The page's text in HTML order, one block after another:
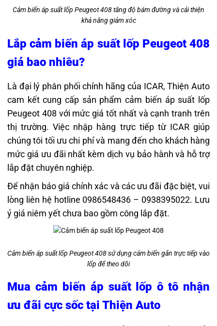
Cảm biến áp suất lốp Peugeot 408 tăng độ bám đường và cải thiện
khả năng giảm xóc
Lắp cảm biến áp suất lốp Peugeot 408
giá bao nhiêu?
Là đại lý phân phối chính hãng của ICAR, Thiện Auto
cam kết cung cấp sản phẩmcảm biến áp suất lốp
Peugeot 408 với mức giá tốt nhất và cạnh tranh trên
thị trường. Việc nhập hàng trực tiếp từ ICAR giúp
chúng tôi tối ưu chi phí và mang đến cho khách hàng
mức giá ưu đãi nhất kèm dịch vụ bảo hành và hỗ trợ
lắp đặt chuyên nghiệp.
Để nhận báo giá chính xác và các ưu đãi đặc biệt, vui
lòng liên hệ hotline 0986548436 – 0938395022. Lưu
ý giá niêm yết chưa bao gồm công lắp đặt.
Cảm biến áp suất lốp Peugeot 408 sử dụng cảm biến gắn trực tiếp vào
lốp để theo dõi
Mua cảm biến áp suất lốp ô tô nhận
ưu đãi cực sốc tại Thiện Auto